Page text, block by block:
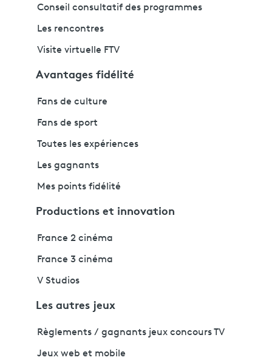
Conseil consultatif des programmes
Les rencontres
Visite virtuelle FTV
Avantages fidélité
Fans de culture
Fans de sport
Toutes les expériences
Les gagnants
Mes points fidélité
Productions et innovation
France 2 cinéma
France 3 cinéma
V Studios
Les autres jeux
Règlements / gagnants jeux concours TV
Jeux web et mobile